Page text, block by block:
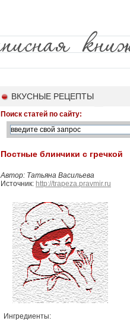
ВКУСНЫЕ РЕЦЕПТЫ
Поиск статей по сайту:
Постные блинчики с гречкой
Автор: Татьяна Васильева
Источник: http://trapeza.pravmir.ru
Ингредиенты: